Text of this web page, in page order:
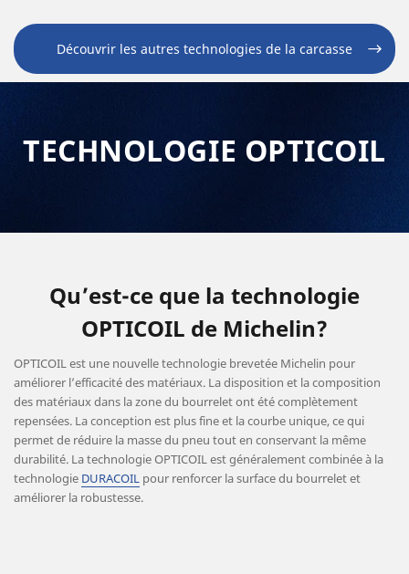
Découvrir les autres technologies de la carcasse
TECHNOLOGIE OPTICOIL
Qu’est-ce que la technologie
OPTICOIL de Michelin?
OPTICOIL est une nouvelle technologie brevetée Michelin pour
améliorer l’efficacité des matériaux. La disposition et la composition
des matériaux dans la zone du bourrelet ont été complètement
repensées. La conception est plus fine et la courbe unique, ce qui
permet de réduire la masse du pneu tout en conservant la même
durabilité. La technologie OPTICOIL est généralement combinée à la
technologie DURACOIL pour renforcer la surface du bourrelet et
améliorer la robustesse.